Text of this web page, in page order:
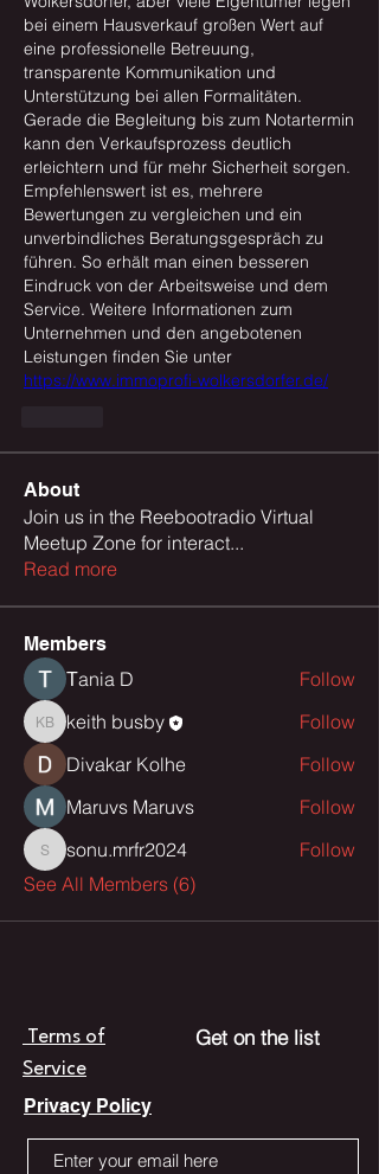
bei einem Hausverkauf großen Wert auf
eine professionelle Betreuung,
transparente Kommunikation und
Unterstützung bei allen Formalitäten.
Gerade die Begleitung bis zum Notartermin
kann den Verkaufsprozess deutlich
erleichtern und für mehr Sicherheit sorgen.
Empfehlenswert ist es, mehrere
Bewertungen zu vergleichen und ein
unverbindliches Beratungsgespräch zu
führen. So erhält man einen besseren
Eindruck von der Arbeitsweise und dem
Service. Weitere Informationen zum
Unternehmen und den angebotenen
https://www.immoprofi-wolkersdorfer.de/
About
Join us in the Reebootradio Virtual
Meetup Zone for interact...
Read more
Members
Тania D Follow
keith busby
keith busby
Follow
Divakar Kolhe
Follow
Maruvs Maruvs
Follow
sonu.mrfr2024
sonu.mrfr2024
Follow
See All Members (6)
Terms of
Service
Get on the list
Privacy Policy